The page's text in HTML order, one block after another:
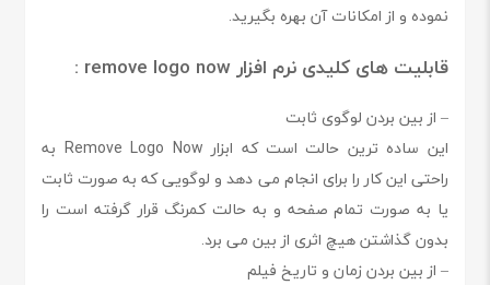
نموده و از امکانات آن بهره بگیرید.
قابلیت های کلیدی نرم افزار remove logo now :
– از بین بردن لوگوی ثابت
این ساده ترین حالت است که ابزار Remove Logo Now به
راحتی این کار را برای انجام می دهد و لوگویی که به صورت ثابت
یا به صورت تمام صفحه و به حالت کمرنگ قرار گرفته است را
بدون گذاشتن هیچ اثری از بین می برد.
– از بین بردن زمان و تاریخ فیلم